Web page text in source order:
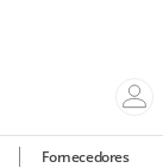
Fornecedores